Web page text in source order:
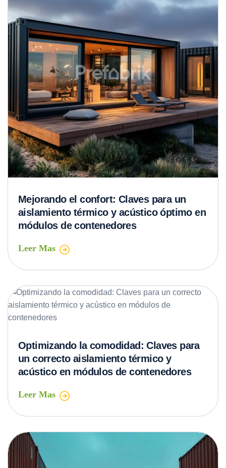
Mejorando el confort: Claves para un
aislamiento térmico y acústico óptimo en
módulos de contenedores
Leer Mas
Optimizando la comodidad: Claves para
un correcto aislamiento térmico y
acústico en módulos de contenedores
Leer Mas